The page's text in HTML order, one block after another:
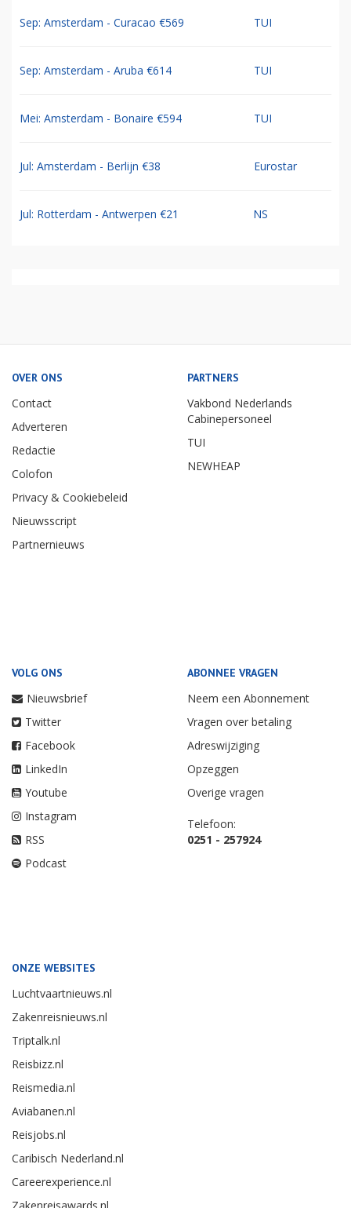
Sep: Amsterdam - Curacao €569 TUI
Sep: Amsterdam - Aruba €614 TUI
Mei: Amsterdam - Bonaire €594 TUI
Jul: Amsterdam - Berlijn €38 Eurostar
Jul: Rotterdam - Antwerpen €21 NS
OVER ONS
Contact
Adverteren
Redactie
Colofon
Privacy & Cookiebeleid
Nieuwsscript
Partnernieuws
PARTNERS
Vakbond Nederlands
Cabinepersoneel
TUI
NEWHEAP
VOLG ONS
Nieuwsbrief
Twitter
Facebook
LinkedIn
Youtube
Instagram
RSS
Podcast
ABONNEE VRAGEN
Neem een Abonnement
Vragen over betaling
Adreswijziging
Opzeggen
Overige vragen
Telefoon:
0251 - 257924
ONZE WEBSITES
Luchtvaartnieuws.nl
Zakenreisnieuws.nl
Triptalk.nl
Reisbizz.nl
Reismedia.nl
Aviabanen.nl
Reisjobs.nl
Caribisch Nederland.nl
Careerexperience.nl